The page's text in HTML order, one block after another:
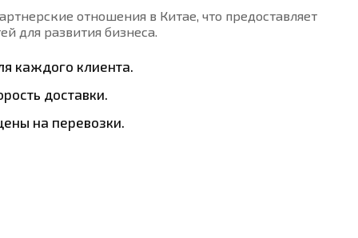
отношения в Китае, что предоставляет
для развития бизнеса.
каждого клиента.
доставки.
на перевозки.